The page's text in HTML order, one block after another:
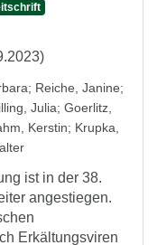
; Reiche, Janine;
Julia; Goerlitz,
Kerstin; Krupka,
ist in der 38.
angestiegen.
Erkältungsviren